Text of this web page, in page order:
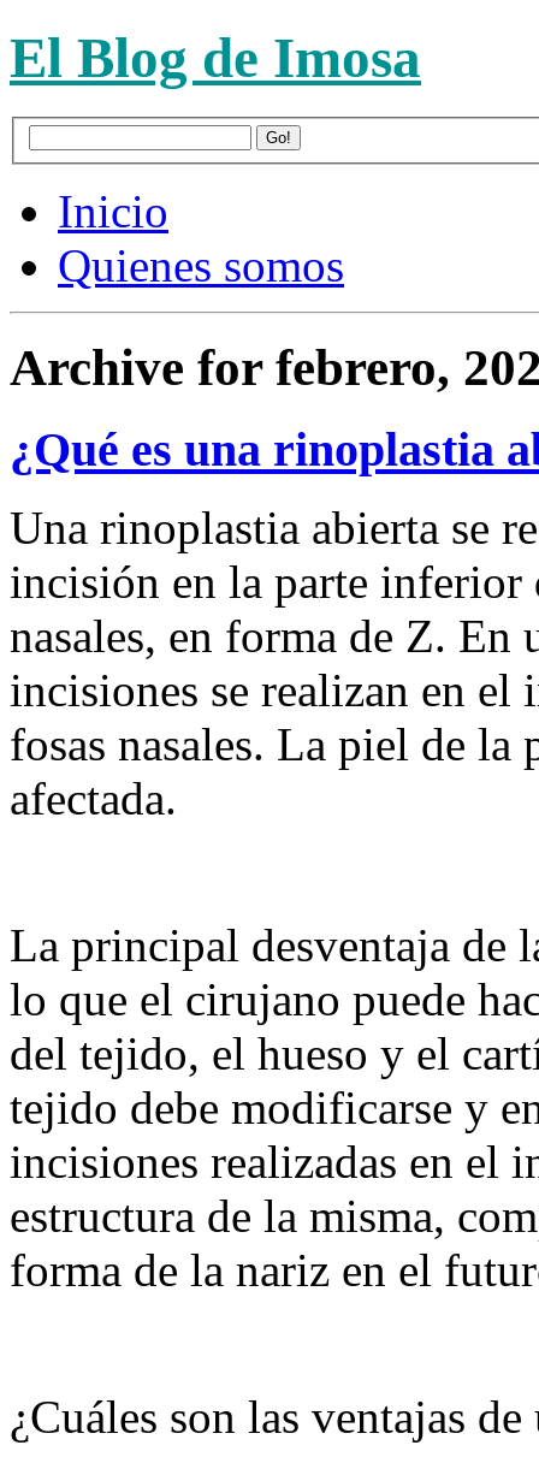
El Blog de Imosa
Inicio
Quienes somos
Archive for febrero,
¿Qué es una rinoplastia
Una rinoplastia abierta se
incisión en la parte
nasales, en forma de Z. En
incisiones se realizan en el
fosas nasales. La piel de la
afectada.
La principal desventaja de
lo que el cirujano puede
del tejido, el hueso y el
tejido debe modificarse y
incisiones realizadas en el
estructura de la misma,
forma de la nariz en el
¿Cuáles son las ventajas